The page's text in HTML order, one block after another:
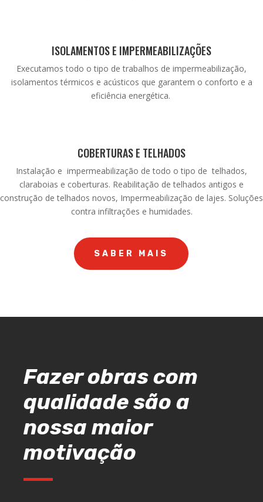
ISOLAMENTOS E IMPERMEABILIZAÇÕES
Executamos todo o tipo de trabalhos de impermeabilização,
isolamentos térmicos e acústicos que garantem o conforto e a
eficiência energética.
COBERTURAS E TELHADOS
Instalação e impermeabilização de todo o tipo de telhados,
claraboias e coberturas. Reabilitação de telhados antigos e
construção de telhados novos, Impermeabilização de lajes. Soluções
contra infiltrações e humidades.
SABER MAIS
Fazer obras com
qualidade são a
nossa maior
motivação